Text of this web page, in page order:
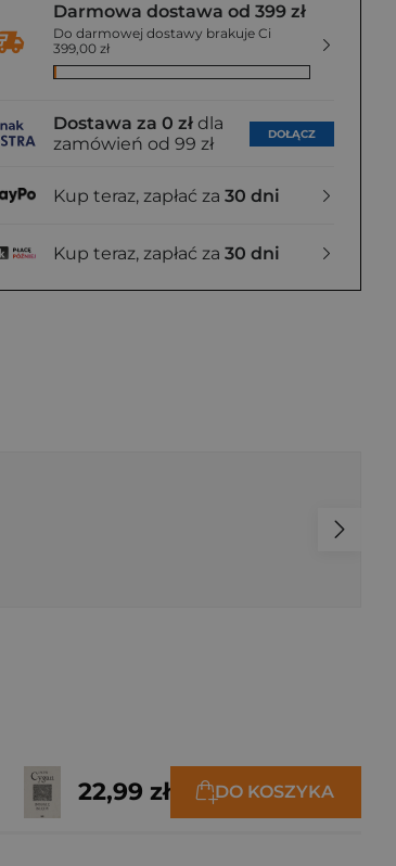
Darmowa dostawa od 399 zł
Do darmowej dostawy brakuje Ci
399,00 zł
Dostawa za 0 zł dla
zamówień od 99 zł
DOŁĄCZ
Kup teraz, zapłać za 30 dni
Kup teraz, zapłać za 30 dni
22,99 zł DO KOSZYKA